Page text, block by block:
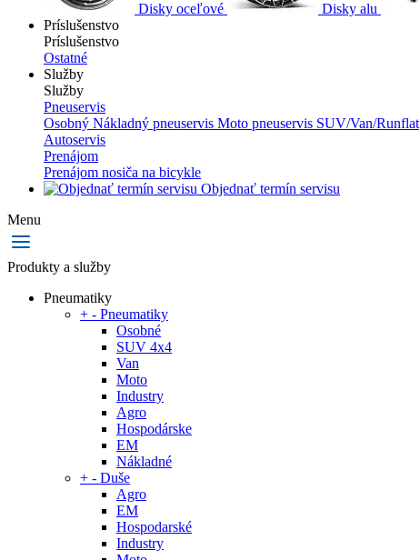
Disky oceľové Disky alu
Príslušenstvo
Príslušenstvo
Ostatné
Služby
Služby
Pneuservis
Osobný Nákladný pneuservis Moto pneuservis SUV/Van/Runflat
Autoservis
Prenájom
Prenájom nosiča na bicykle
Objednať termín servisu
Menu
Produkty a služby
Pneumatiky
+ - Pneumatiky
Osobné
SUV 4x4
Van
Moto
Industry
Agro
Hospodárske
EM
Nákladné
+ - Duše
Agro
EM
Hospodarské
Industry